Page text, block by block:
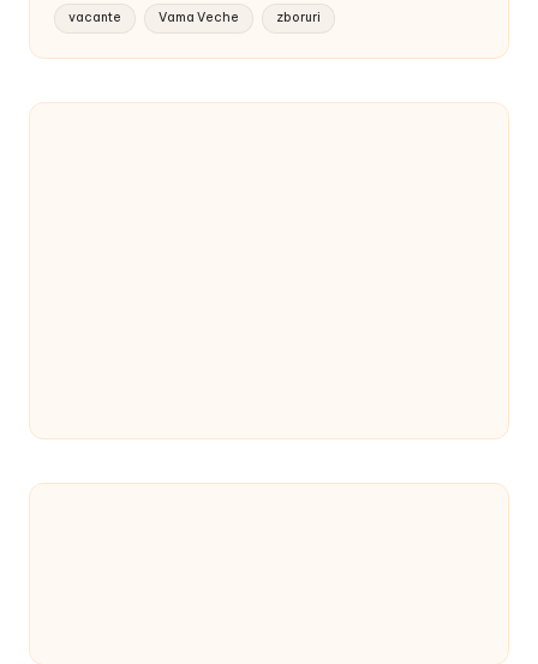
vacante Vama Veche zboruri